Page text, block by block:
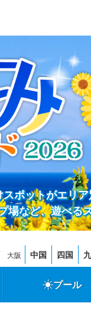
ポットがエリ
場など、遊べる
大阪 中国 四国
プール